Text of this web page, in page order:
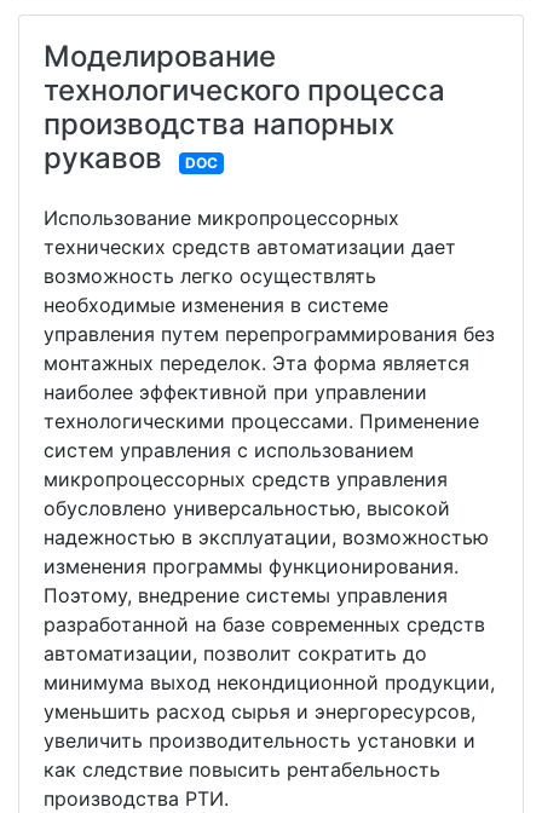
Моделирование
технологического процесса
производства напорных
рукавов
DOC
Использование микропроцессорных
технических средств автоматизации дает
возможность легко осуществлять
необходимые изменения в системе
управления путем перепрограммирования без
монтажных переделок. Эта форма является
наиболее эффективной при управлении
технологическими процессами. Применение
систем управления с использованием
микропроцессорных средств управления
обусловлено универсальностью, высокой
надежностью в эксплуатации, возможностью
изменения программы функционирования.
Поэтому, внедрение системы управления
разработанной на базе современных средств
автоматизации, позволит сократить до
минимума выход некондиционной продукции,
уменьшить расход сырья и энергоресурсов,
увеличить производительность установки и
как следствие повысить рентабельность
производства РТИ.